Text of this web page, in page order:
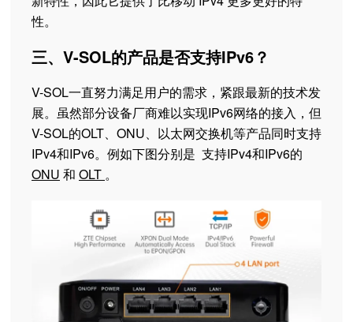
性。
三、V-SOL的产品是否支持IPv6？
V-SOL一直努力满足用户的需求，紧跟最新的技术发
展。虽然部分设备厂商难以实现IPv6网络的接入，但
V-SOL的OLT、ONU、以太网交换机等产品同时支持
IPv4和IPv6。例如下图分别是 支持IPv4和IPv6的
ONU 和 OLT 。